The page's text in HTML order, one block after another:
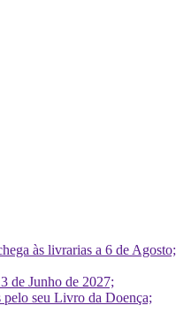
às livrarias a 6 de Agosto;
de Junho de 2027;
seu Livro da Doença;